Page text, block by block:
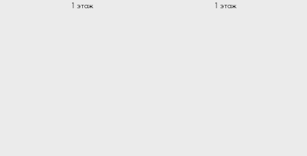
1 этаж 1 этаж